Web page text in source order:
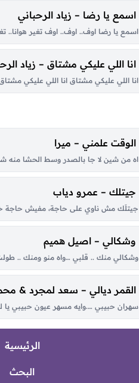
اسمع يا رضا – زياد الرحباني
اسمع يا رضا اوف.. اوف.. اوف تغير هوانا..
انا اللي عليكي مشتاق – زياد
انا اللي عليكي مشتاق انا اللي عليكي
الوقت علمني – ميرا
اه من شين لا جا بالصدر وسط الحشا منه
جيتلك – عمرو دياب
جيتلَك مش ناوي على حاجة، مفيش حاجة
وشكالي – اصيل هميم
وشكالي منك .. قلبي …واه منو ومنك ..
القمر ديالي – سعد لمجرد &
سهران حبيبي ….وايه مسهر عيون حبيبي يا
الرئيسية
البحث